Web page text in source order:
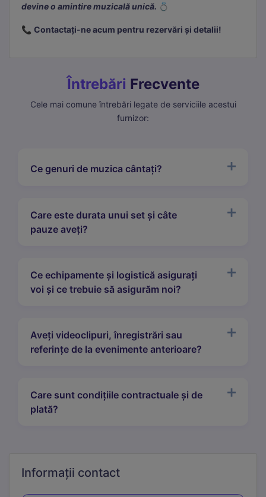
devine o amintire muzicală unică. 💍
📞 Contactați-ne acum pentru rezervări și detalii!
Întrebări Frecvente
Cele mai comune întrebări legate de serviciile acestui
furnizor:
Ce genuri de muzica cântați?
Care este durata unui set și câte
pauze aveți?
Ce echipamente și logistică asigurați
voi și ce trebuie să asigurăm noi?
Aveți videoclipuri, înregistrări sau
referințe de la evenimente anterioare?
Care sunt condițiile contractuale și de
plată?
Informații contact
Aceste cookie-uri sunt esențiale pentru funcționarea site-
ului. Includ cookie-ul de sesiune, protecția CSRF și